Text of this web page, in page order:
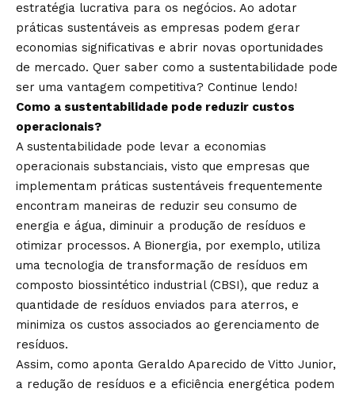
estratégia lucrativa para os negócios. Ao adotar
práticas sustentáveis as empresas podem gerar
economias significativas e abrir novas oportunidades
de mercado. Quer saber como a sustentabilidade pode
ser uma vantagem competitiva? Continue lendo!
Como a sustentabilidade pode reduzir custos
operacionais?
A sustentabilidade pode levar a economias
operacionais substanciais, visto que empresas que
implementam práticas sustentáveis frequentemente
encontram maneiras de reduzir seu consumo de
energia e água, diminuir a produção de resíduos e
otimizar processos. A Bionergia, por exemplo, utiliza
uma tecnologia de transformação de resíduos em
composto biossintético industrial (CBSI), que reduz a
quantidade de resíduos enviados para aterros, e
minimiza os custos associados ao gerenciamento de
resíduos.
Assim, como aponta Geraldo Aparecido de Vitto Junior,
a redução de resíduos e a eficiência energética podem